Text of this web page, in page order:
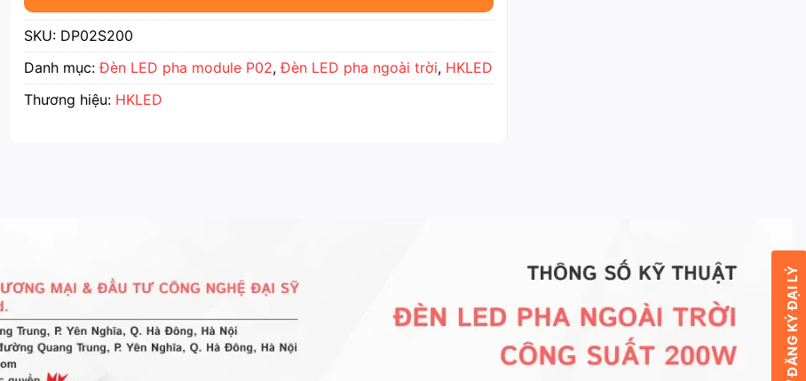
SKU: DP02S200
Danh mục:Đèn LED pha module P02,Đèn LED pha ngoài trời, HKLED
Thương hiệu: HKLED
ĐĂNG KÝ ĐẠI LÝ